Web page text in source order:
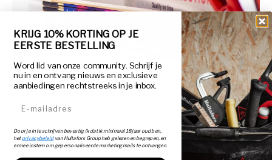
Reclamedrukwerk
gereedschappen
KRIJG 10% KORTING OP JE
EERSTE BESTELLING
Word lid van onze community. Schrijf je
nu in en ontvang nieuws en exclusieve
aanbiedingen rechtstreeks in je inbox.
Door je in te schrijven bevestig ik dat ik minimaal 18 jaar oud ben,
hetprivacybeleidvan Hultafors Group heb gelezen en begrepen, en
ermee instem om gepersonaliseerde marketingmails te ontvangen.